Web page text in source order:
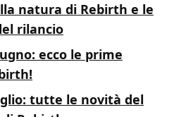
natura di Rebirth e le
rilancio
ecco le prime
tutte le novità del